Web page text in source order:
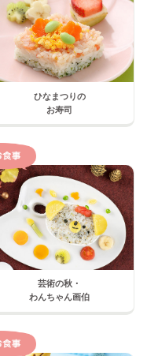
ひなまつりの
お寿司
芸術の秋・
わんちゃん画伯